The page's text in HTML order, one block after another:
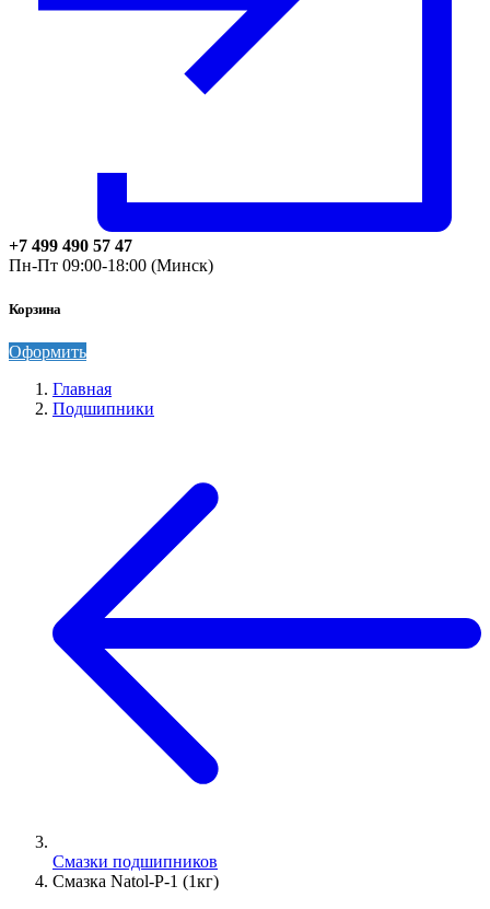
+7 499 490 57 47
Пн-Пт 09:00-18:00 (Минск)
Корзина
Оформить
Главная
Подшипники
Смазки подшипников
Смазка Natol-P-1 (1кг)